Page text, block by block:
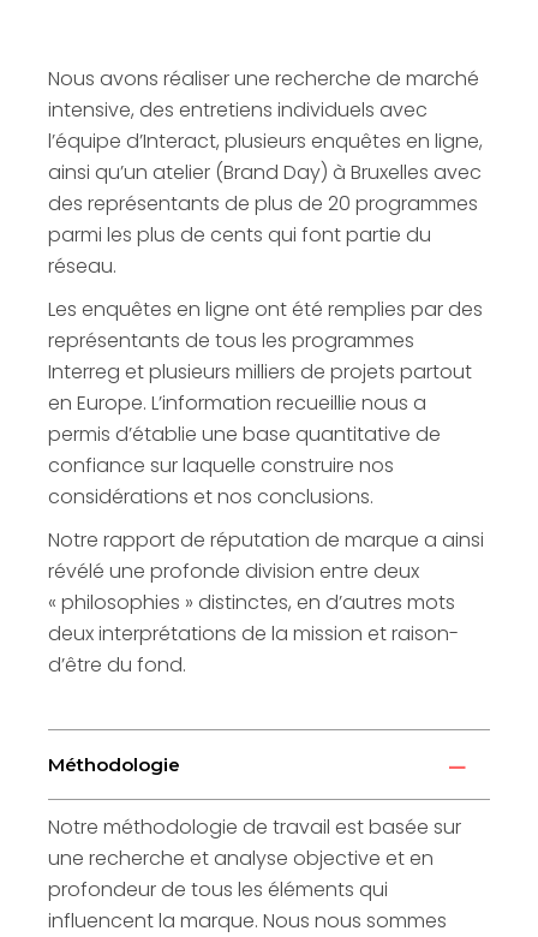
Nous avons réaliser une recherche de marché
intensive, des entretiens individuels avec
l’équipe d’Interact, plusieurs enquêtes en ligne,
ainsi qu’un atelier (Brand Day) à Bruxelles avec
des représentants de plus de 20 programmes
parmi les plus de cents qui font partie du
réseau.
Les enquêtes en ligne ont été remplies par des
représentants de tous les programmes
Interreg et plusieurs milliers de projets partout
en Europe. L’information recueillie nous a
permis d’établie une base quantitative de
confiance sur laquelle construire nos
considérations et nos conclusions.
Notre rapport de réputation de marque a ainsi
révélé une profonde division entre deux
« philosophies » distinctes, en d’autres mots
deux interprétations de la mission et raison-
d’être du fond.
Méthodologie
Notre méthodologie de travail est basée sur
une recherche et analyse objective et en
profondeur de tous les éléments qui
influencent la marque. Nous nous sommes